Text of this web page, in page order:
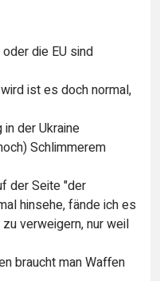
die EU sind
ist es doch normal,
der Ukraine
Schlimmerem
der Seite "der
hinsehe, fände ich es
verweigern, nur weil
braucht man Waffen